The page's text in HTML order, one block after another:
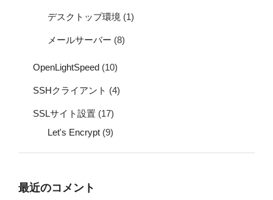
デスクトップ環境 (1)
メールサーバー (8)
OpenLightSpeed (10)
SSHクライアント (4)
SSLサイト設置 (17)
Let's Encrypt (9)
最近のコメント